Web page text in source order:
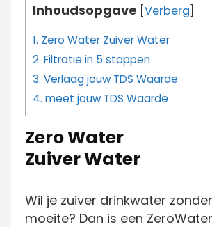
Inhoudsopgave [Verberg]
1. Zero Water Zuiver Water
2. Filtratie in 5 stappen
3. Verlaag jouw TDS Waarde
4. meet jouw TDS Waarde
Zero Water
Zuiver Water
Wil je zuiver drinkwater
moeite? Dan is een